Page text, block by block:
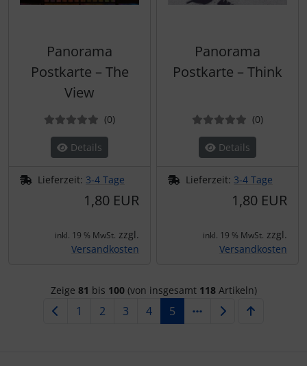
Panorama
Postkarte – The
View
(0Bewertungen
)
Details
Lieferzeit: 3-4 Tage
1,80 EUR
inkl. 19 % MwSt. zzgl.
Versandkosten
Panorama
Postkarte – Think
(0)
Details
Lieferzeit: 3-4 Tage
1,80 EUR
inkl. 19 % MwSt. zzgl.
Versandkosten
Zeige 81 bis 100(von insgesamt 118Artikeln)
1 2 3 4 5